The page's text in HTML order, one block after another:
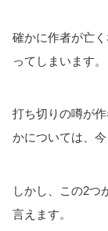
確かに作者が亡
ってしまいます。
打ち切りの噂が
かについては、今
しかし、この2つ
言えます。